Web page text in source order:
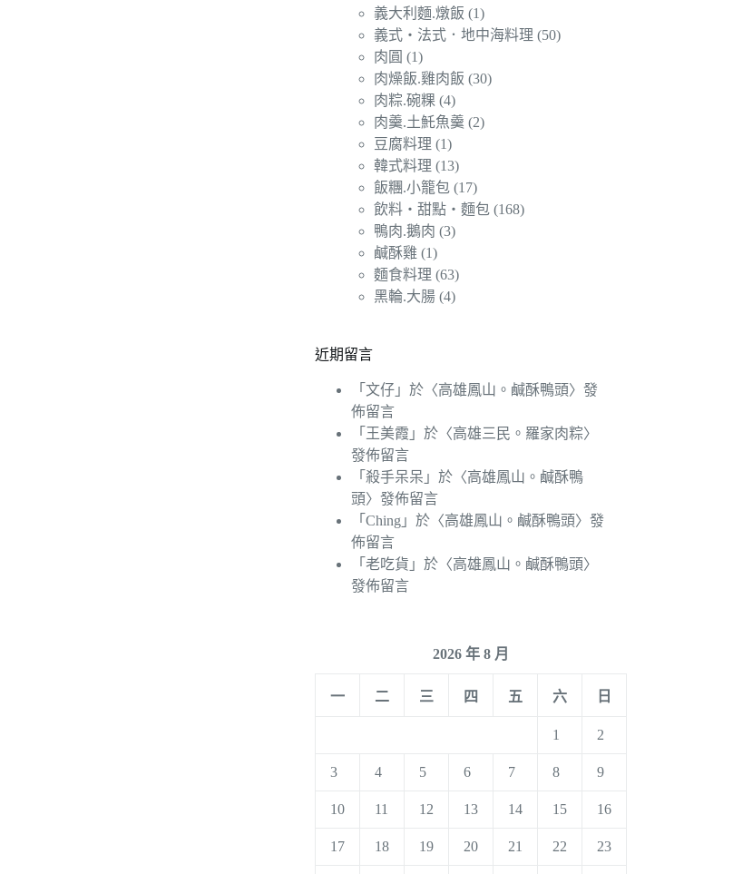
義大利麵.燉飯 (1)
義式‧法式．地中海料理 (50)
肉圓 (1)
肉燥飯.雞肉飯 (30)
肉粽.碗粿 (4)
肉羹.土魠魚羹 (2)
豆腐料理 (1)
韓式料理 (13)
飯糰.小籠包 (17)
飲料‧甜點‧麵包 (168)
鴨肉.鵝肉 (3)
鹹酥雞 (1)
麵食料理 (63)
黑輪.大腸 (4)
近期留言
「文仔 」於〈高雄鳳山。鹹酥鴨頭〉發
佈留言
「 王美霞 」於〈高雄三民。羅家肉粽〉
發佈留言
「殺手呆呆 」於〈高雄鳳山。鹹酥鴨
頭〉發佈留言
「Ching 」於〈高雄鳳山。鹹酥鴨頭〉發
佈留言
「老吃貨 」於〈高雄鳳山。鹹酥鴨頭〉
發佈留言
2026 年 8 月
一 二 三 四 五 六 日
1 2
3 4 5 6 7 8 9
10 11 12 13 14 15 16
17 18 19 20 21 22 23